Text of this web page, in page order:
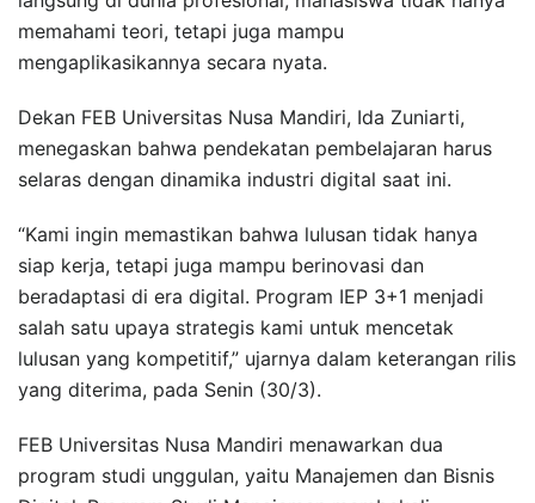
memahami teori, tetapi juga mampu
mengaplikasikannya secara nyata.
Dekan FEB Universitas Nusa Mandiri, Ida Zuniarti,
menegaskan bahwa pendekatan pembelajaran harus
selaras dengan dinamika industri digital saat ini.
“Kami ingin memastikan bahwa lulusan tidak hanya
siap kerja, tetapi juga mampu berinovasi dan
beradaptasi di era digital. Program IEP 3+1 menjadi
salah satu upaya strategis kami untuk mencetak
lulusan yang kompetitif,” ujarnya dalam keterangan rilis
yang diterima, pada Senin (30/3).
FEB Universitas Nusa Mandiri menawarkan dua
program studi unggulan, yaitu Manajemen dan Bisnis